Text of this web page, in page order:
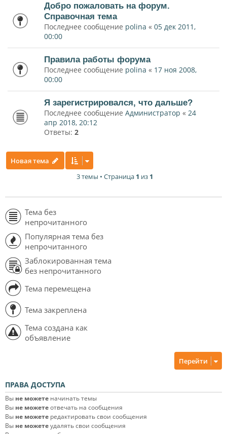
Добро пожаловать на форум.
Справочная тема
Последнее сообщение polina « 05 дек 2011,
00:00
Правила работы форума
Последнее сообщение polina « 17 ноя 2008,
00:00
Я зарегистрировался, что дальше?
Последнее сообщение Администратор « 24
апр 2018, 20:12
Ответы: 2
Новая тема
3 темы • Страница 1 из 1
Тема без
непрочитанного
Популярная тема без
непрочитанного
Заблокированная тема
без непрочитанного
Тема перемещена
Тема закреплена
Тема создана как
объявление
Перейти
ПРАВА ДОСТУПА
Вы не можете начинать темы
Вы не можетеотвечать на сообщения
Вы не можете редактировать свои сообщения
Вы не можетеудалять свои сообщения